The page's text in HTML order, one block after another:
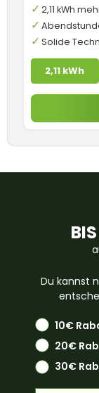
2,11 kWh
2,11 kWh
Solide
Du kannst
10€
20€
30€